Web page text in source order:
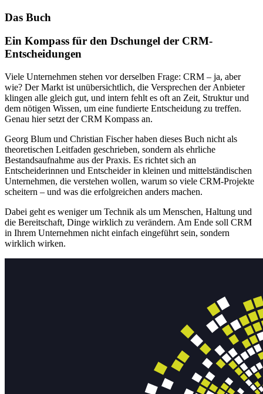
Das Buch
Ein Kompass für den Dschungel der CRM-
Entscheidungen
Viele Unternehmen stehen vor derselben Frage: CRM – ja, aber
wie? Der Markt ist unübersichtlich, die Versprechen der Anbieter
klingen alle gleich gut, und intern fehlt es oft an Zeit, Struktur und
dem nötigen Wissen, um eine fundierte Entscheidung zu treffen.
Genau hier setzt der CRM Kompass an.
Georg Blum und Christian Fischer haben dieses Buch nicht als
theoretischen Leitfaden geschrieben, sondern als ehrliche
Bestandsaufnahme aus der Praxis. Es richtet sich an
Entscheiderinnen und Entscheider in kleinen und mittelständischen
Unternehmen, die verstehen wollen, warum so viele CRM-Projekte
scheitern – und was die erfolgreichen anders machen.
Dabei geht es weniger um Technik als um Menschen, Haltung und
die Bereitschaft, Dinge wirklich zu verändern. Am Ende soll CRM
in Ihrem Unternehmen nicht einfach eingeführt sein, sondern
wirklich wirken.